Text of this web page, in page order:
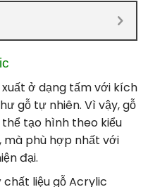
ở dạng tấm với kích
gỗ tự nhiên. Vì vậy, gỗ
tạo hình theo kiểu
mà phù hợp nhất với
đại.
liệu gỗ Acrylic